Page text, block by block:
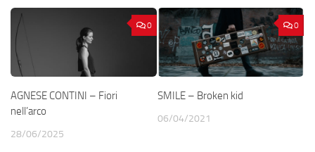
0
AGNESE CONTINI – Fiori
nell’arco
28/06/2025
0
SMILE – Broken kid
06/04/2021